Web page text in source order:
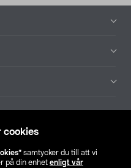
cookies
samtycker du till att vi
på din enhet enligt vår